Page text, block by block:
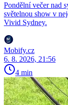
Pondělní večer nad
světelnou show v
Vivid Sydney.
Mobify.cz
6. 8. 2026, 21:56
4 min